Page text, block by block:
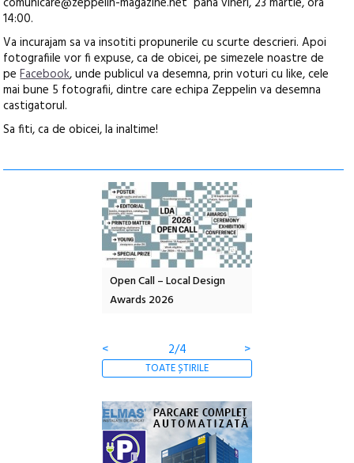
14:00.
Va incurajam sa va insotiti propunerile cu scurte descrieri. Apoi
fotografiile vor fi expuse, ca de obicei, pe simezele noastre de
peFacebook, unde publicul va desemna, prin voturi cu like, cele
mai bune 5 fotografii, dintre care echipa Zeppelin va desemna
castigatorul.
Sa fiti, ca de obicei, la inaltime!
Open Call – Local Design
Awards 2026
<
2/4 >
TOATE ȘTIRILE